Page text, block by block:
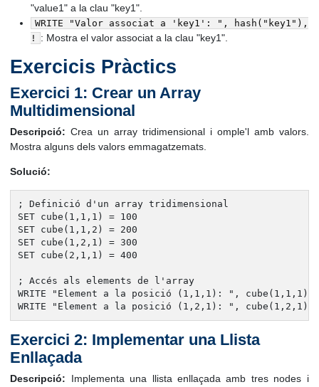
"value1" a la clau "key1".
WRITE "Valor associat a 'key1': ", hash("key1"),
!
: Mostra el valor associat a la clau "key1".
Exercicis Pràctics
Exercici 1: Crear un Array
Multidimensional
Descripció: Crea un array tridimensional i omple'l amb valors.
Mostra alguns dels valors emmagatzemats.
Solució:
; Definició d'un array tridimensional
SET cube(1,1,1) = 100
SET cube(1,1,2) = 200
SET cube(1,2,1) = 300
SET cube(2,1,1) = 400
; Accés als elements de l'array
WRITE "Element a la posició (1,1,1): ",
WRITE "Element a la posició (1,2,1): ",
Exercici 2: Implementar una Llista
Enllaçada
Descripció: Implementa una llista enllaçada amb tres nodes i